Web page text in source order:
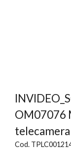
OM07076
telecamera
Cod.